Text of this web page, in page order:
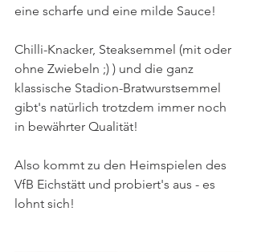
eine scharfe und eine milde Sauce!
Chilli-Knacker, Steaksemmel (mit oder
ohne Zwiebeln ;) ) und die ganz
klassische Stadion-Bratwurstsemmel
gibt's natürlich trotzdem immer noch
in bewährter Qualität!
Also kommt zu den Heimspielen des
VfB Eichstätt und probiert's aus - es
lohnt sich!